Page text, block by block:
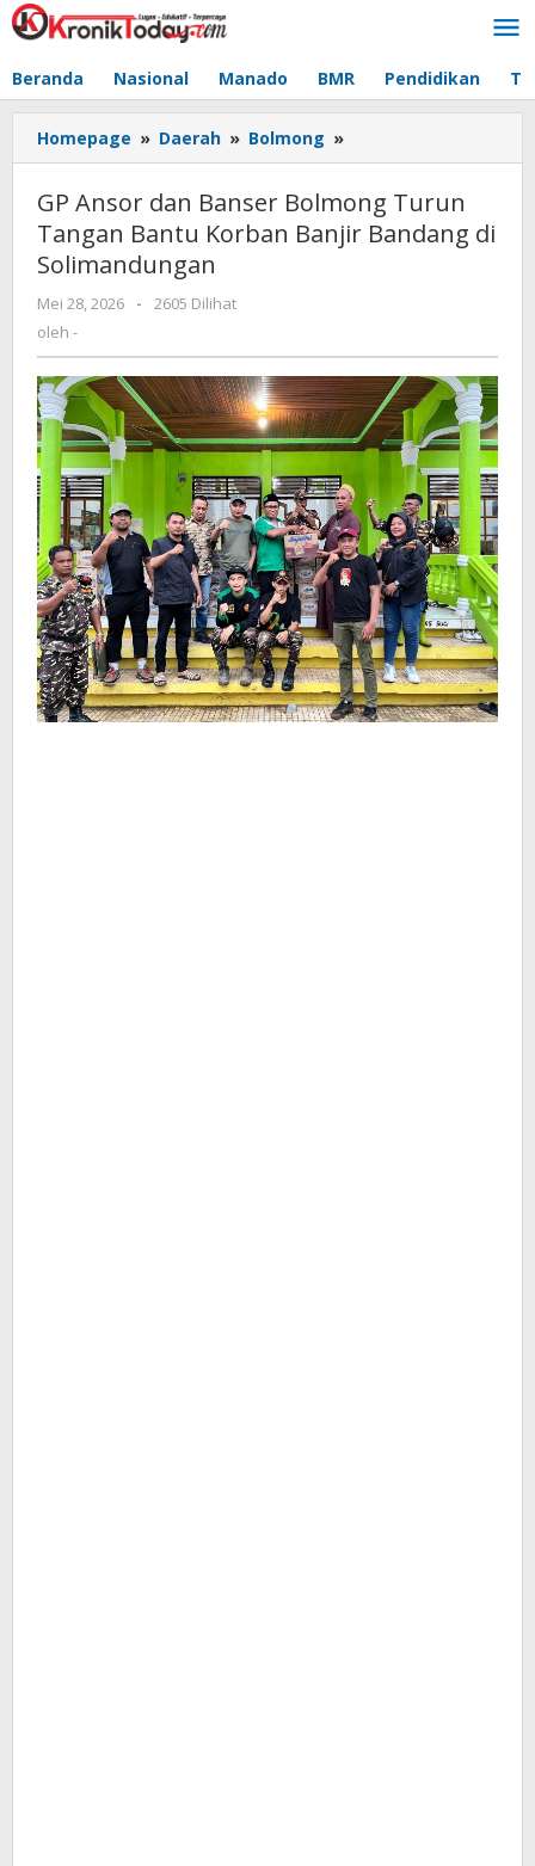
Lewati
ke
Beranda Nasional Manado BMR Pendidikan
Homepage » Daerah » Bolmong »
Ansor
Banser
Bolmong
Banjir
Bandang
di
Solimandungan
GP Ansor dan Banser Bolmong Turun
Tangan Bantu Korban Banjir Bandang di
Solimandungan
Mei 28, 2026
oleh
-
2605 Dilihat
oleh -